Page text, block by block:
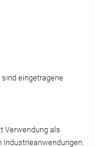
eingetragene
Verwendung als